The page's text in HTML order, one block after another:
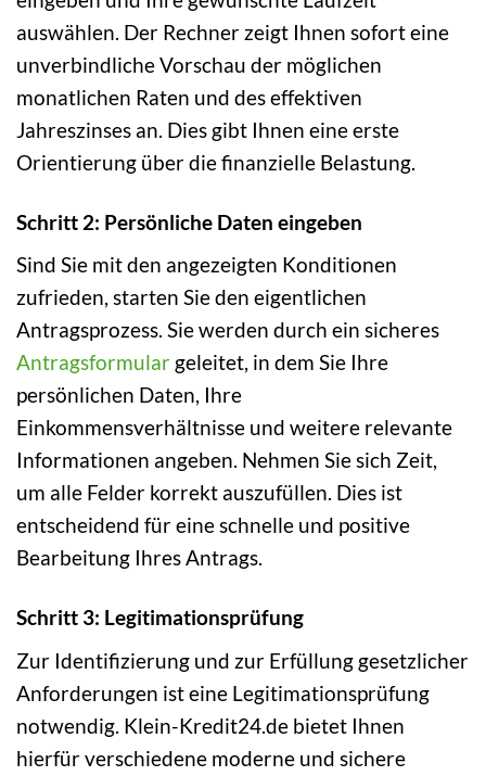
auswählen. Der Rechner zeigt Ihnen sofort eine
unverbindliche Vorschau der möglichen
monatlichen Raten und des effektiven
Jahreszinses an. Dies gibt Ihnen eine erste
Orientierung über die finanzielle Belastung.
Schritt 2: Persönliche Daten eingeben
Sind Sie mit den angezeigten Konditionen
zufrieden, starten Sie den eigentlichen
Antragsprozess. Sie werden durch ein sicheres
Antragsformular geleitet, in dem Sie Ihre
persönlichen Daten, Ihre
Einkommensverhältnisse und weitere relevante
Informationen angeben. Nehmen Sie sich Zeit,
um alle Felder korrekt auszufüllen. Dies ist
entscheidend für eine schnelle und positive
Bearbeitung Ihres Antrags.
Schritt 3: Legitimationsprüfung
Zur Identifizierung und zur Erfüllung gesetzlicher
Anforderungen ist eine Legitimationsprüfung
notwendig. Klein-Kredit24.de bietet Ihnen
hierfür verschiedene moderne und sichere